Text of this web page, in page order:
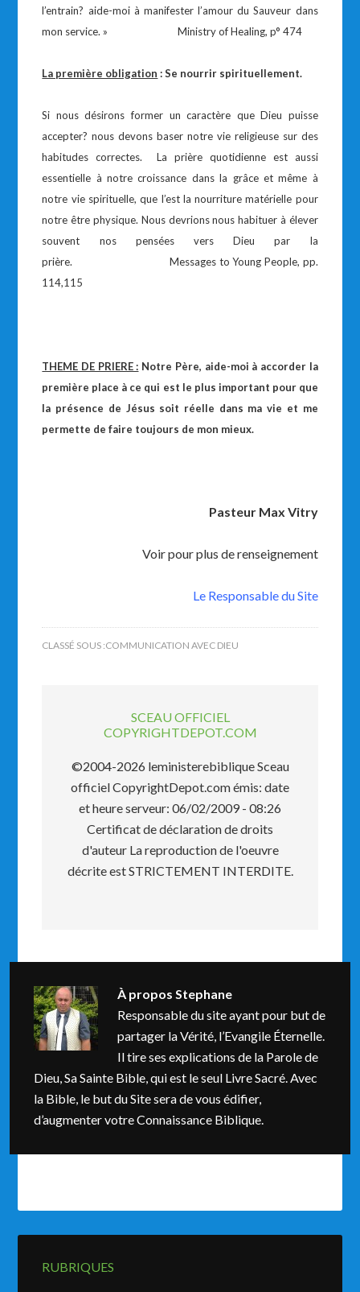
l’entrain? aide-moi à manifester l’amour du Sauveur dans
mon service. » Ministry of Healing, p° 474
La première obligation : Se nourrir spirituellement.
Si nous désirons former un caractère que Dieu puisse
accepter? nous devons baser notre vie religieuse sur des
habitudes correctes. La prière quotidienne est aussi
essentielle à notre croissance dans la grâce et même à
notre vie spirituelle, que l’est la nourriture matérielle pour
notre être physique. Nous devrions nous habituer à élever
souvent nos pensées vers Dieu par la
prière. Messages to Young People, pp.
114,115
THEME DE PRIERE : Notre Père, aide-moi à accorder la
première place à ce qui est le plus important pour que
la présence de Jésus soit réelle dans ma vie et me
permette de faire toujours de mon mieux.
Pasteur Max Vitry
Voir pour plus de renseignement
Le Responsable du Site
CLASSÉ SOUS :COMMUNICATION AVEC DIEU
SCEAU OFFICIEL
COPYRIGHTDEPOT.COM
©2004-2026 leministerebiblique Sceau
officiel CopyrightDepot.com émis: date
et heure serveur: 06/02/2009 - 08:26
Certificat de déclaration de droits
d'auteur La reproduction de l'oeuvre
décrite est STRICTEMENT INTERDITE.
À proposStephane
Responsable du site ayant pour but de
partager la Vérité, l’Evangile Éternelle.
Il tire ses explications de la Parole de
Dieu, Sa Sainte Bible, qui est le seul Livre Sacré. Avec
la Bible, le but du Site sera de vous édifier,
d’augmenter votre Connaissance Biblique.
RUBRIQUES